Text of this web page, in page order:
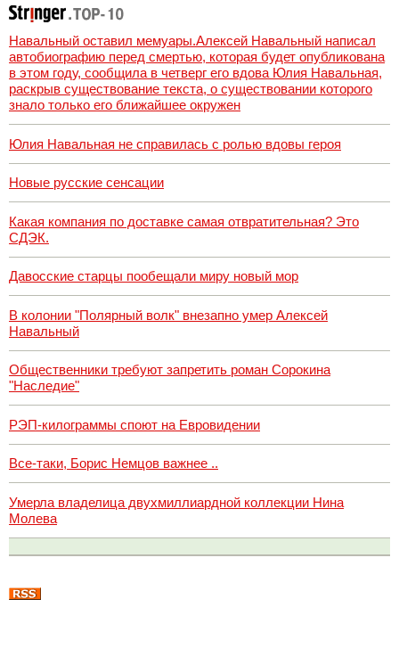
Навальный оставил мемуары.Алексей Навальный написал
автобиографию перед смертью, которая будет опубликована
в этом году, сообщила в четверг его вдова Юлия Навальная,
раскрыв существование текста, о существовании которого
знало только его ближайшее окружен
Юлия Навальная не справилась с ролью вдовы героя
Новые русские сенсации
Какая компания по доставке самая отвратительная? Это
СДЭК.
Давосские старцы пообещали миру новый мор
В колонии "Полярный волк" внезапно умер Алексей
Навальный
Общественники требуют запретить роман Сорокина
"Наследие"
РЭП-килограммы споют на Евровидении
Все-таки, Борис Немцов важнее ..
Умерла владелица двухмиллиардной коллекции Нина
Молева